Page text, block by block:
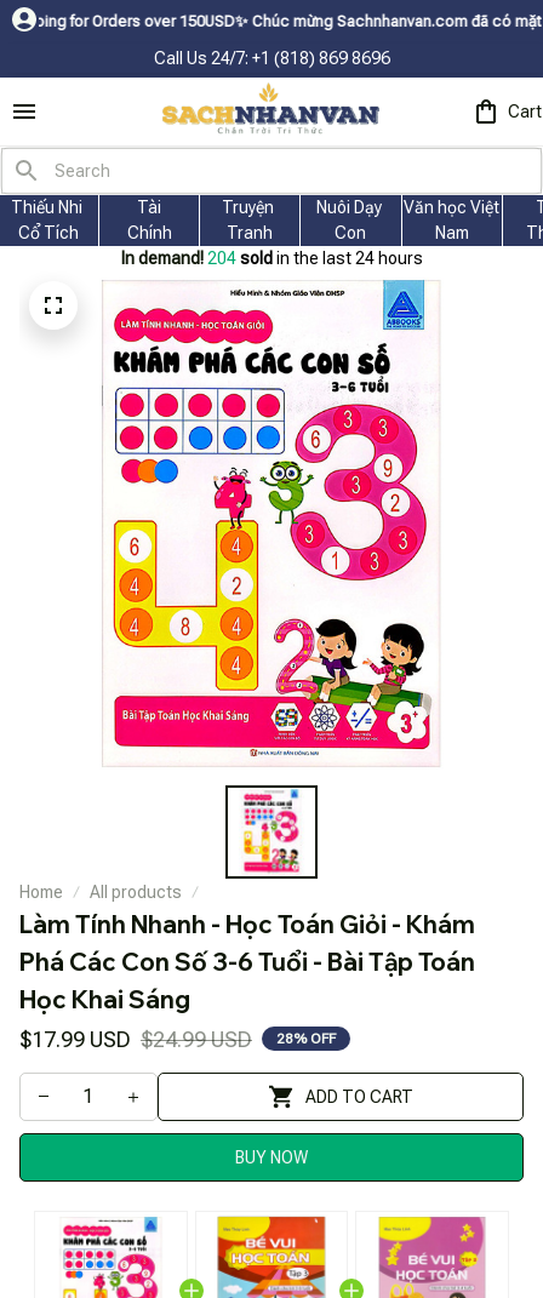
Orders over 150USDㅤ✨ Chúc mừng Sachnhanvan.com đã có mặt hơn 200
Call Us 24/7: +1 (818) 869 8696
Cart
Thiếu Nhi
Cổ Tích
Tài
Chính
Truyện
Tranh
Nuôi Dạy
Con
Văn học Việt
Nam
In demand! 206 sold in the last 24 hours
Home All products
Làm Tính Nhanh - Học Toán Giỏi - Khám
Phá Các Con Số 3-6 Tuổi - Bài Tập Toán
Học Khai Sáng
$17.99 USD $24.99 USD 28% OFF
ADD TO CART
BUY NOW